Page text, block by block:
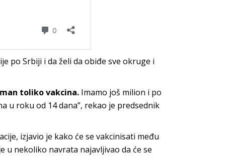
po Srbiji i da želi da obiđe sve okruge i
toliko vakcina. Imamo još milion i po
u roku od 14 dana”, rekao je predsednik
izjavio je kako će se vakcinisati među
u nekoliko navrata najavljivao da će se